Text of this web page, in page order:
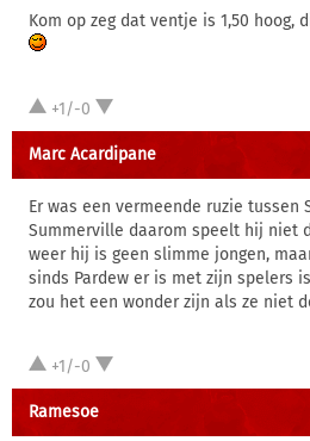
Kom op zeg dat ventje is 1,50 hoog,
+1/-0
Marc Acardipane
Er was een vermeende ruzie tussen
Summerville daarom speelt hij niet
weer hij is geen slimme jongen,
sinds Pardew er is met zijn spelers
zou het een wonder zijn als ze niet
+1/-0
Ramesoe